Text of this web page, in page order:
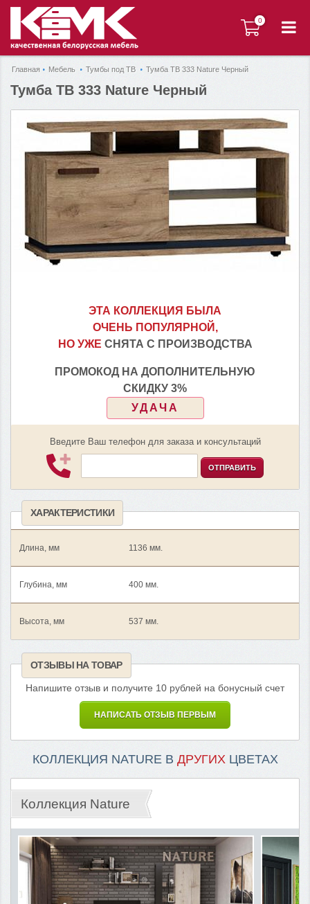
0
0
Главная Мебель Тумбы под ТВ Тумба ТВ 333 Nature Черный
Тумба ТВ 333 Nature Черный
ЭТА КОЛЛЕКЦИЯ БЫЛА
ОЧЕНЬ ПОПУЛЯРНОЙ,
НО УЖЕ СНЯТА С ПРОИЗВОДСТВА
ПРОМОКОД НА ДОПОЛНИТЕЛЬНУЮ
СКИДКУ 3%
УДАЧА
Введите Ваш телефон для заказа и консультаций
ОТПРАВИТЬ
ХАРАКТЕРИСТИКИ
Длина, мм 1136 мм.
Глубина, мм 400 мм.
Высота, мм 537 мм.
ОТЗЫВЫ НА ТОВАР
Напишите отзыв и получите 10 рублей на бонусный счет
НАПИСАТЬ ОТЗЫВ ПЕРВЫМ
КОЛЛЕКЦИЯ NATURE В ДРУГИХЦВЕТАХ
Коллекция Nature